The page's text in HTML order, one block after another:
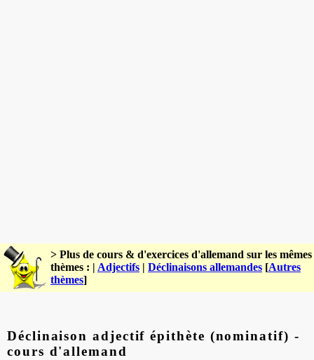
> Plus de cours & d'exercices d'allemand sur les mêmes
thèmes : | Adjectifs | Déclinaisons allemandes [Autres
thèmes]
Déclinaison adjectif épithète (nominatif) -
cours d'allemand